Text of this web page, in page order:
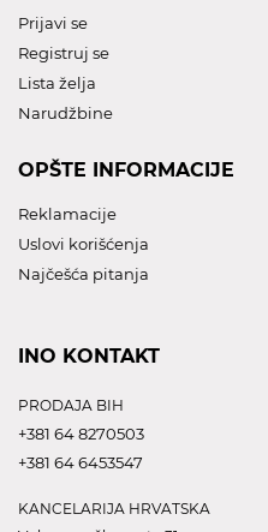
Prijavi se
Registruj se
Lista želja
Narudžbine
OPŠTE INFORMACIJE
Reklamacije
Uslovi korišćenja
Najčešća pitanja
INO KONTAKT
PRODAJA BIH
+381 64 8270503
+381 64 6453547
KANCELARIJA HRVATSKA